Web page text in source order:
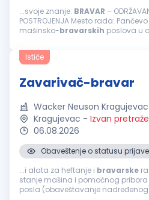
...svoje znanje. BRAVAR –
POSTROJENJA Mesto rada: Pančevo Opis
mašinsko-bravarskih poslova u
otklanjanju kvarova i
Ističe
Zavarivač-bravar
Wacker Neuson Kragujevac
Kragujevac - Izvan
06.08.2026
Obaveštenje o statusu prijave
...i alata za heftanje i bravarske
stanje mašina i pomoćnog pribora
posla (obaveštavanje